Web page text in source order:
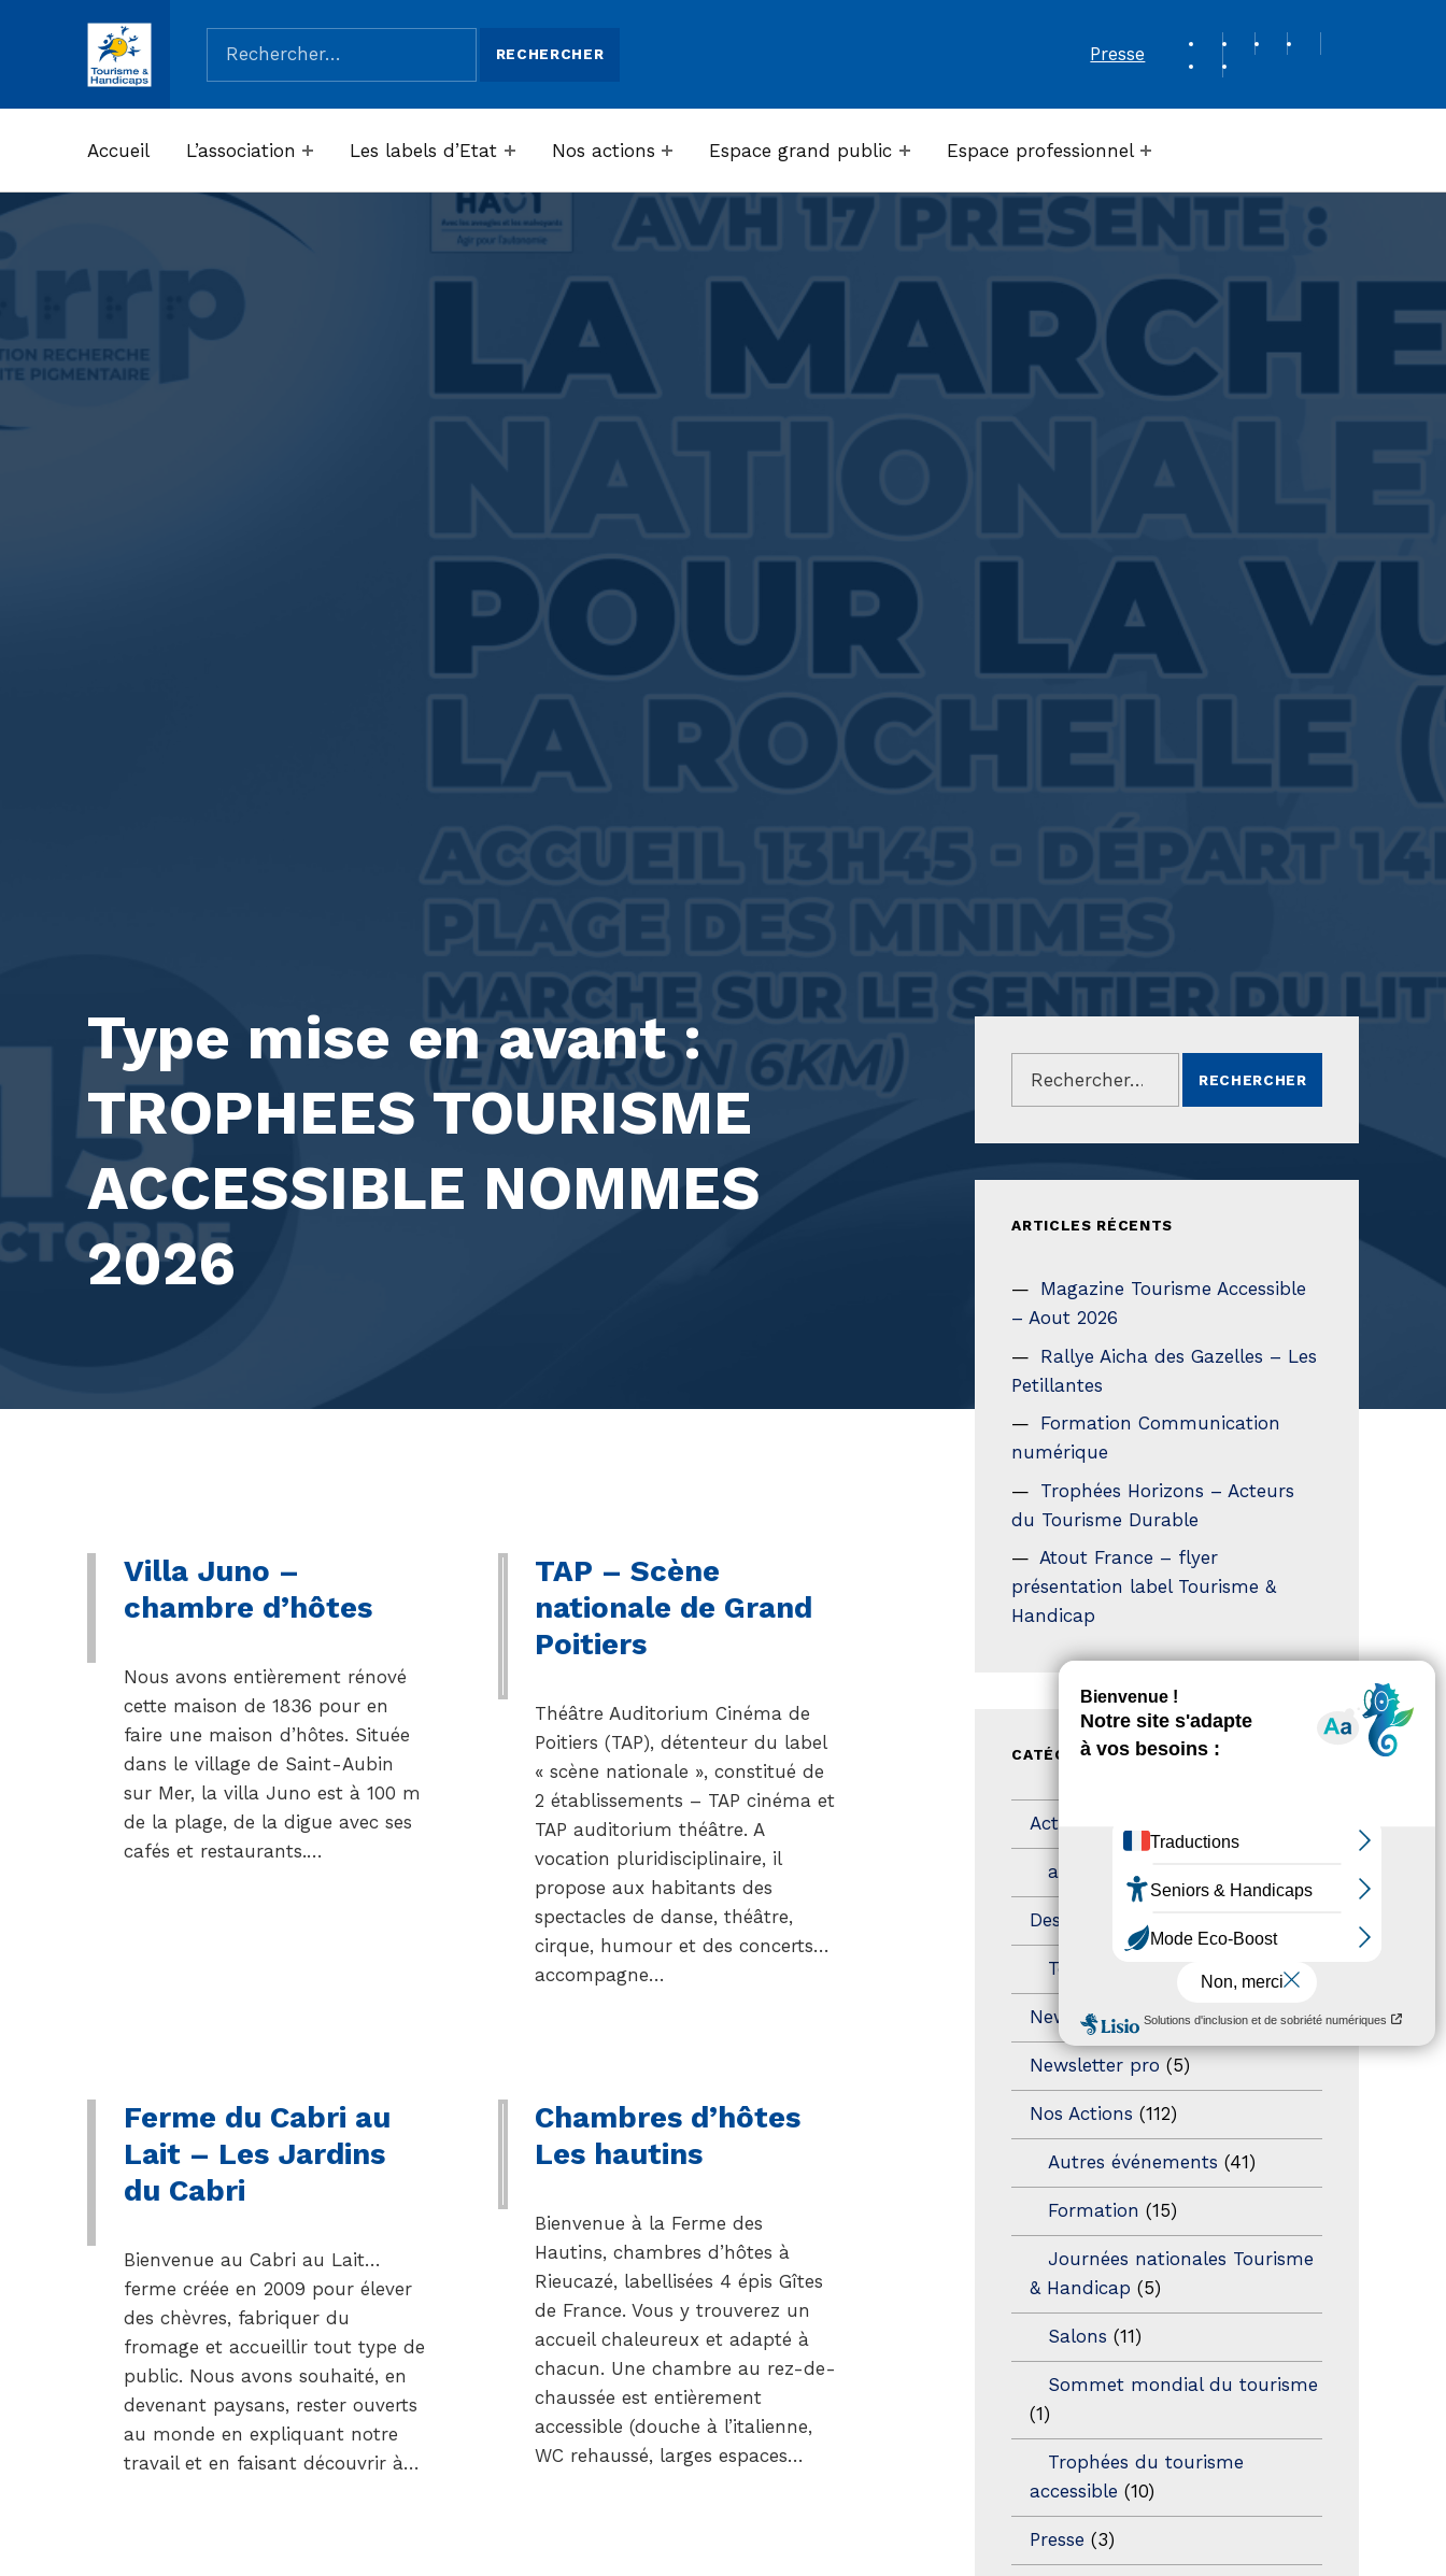
ASSOCIATION TOURISME ET HANDICAPS
Rechercher :
Presse
REVUE DE PRESSE
Accueil L’association Les labels d’Etat Nos actions Espace grand public Espace professionnel
Type mise en avant :
TROPHEES TOURISME
ACCESSIBLE NOMMES
2026
Villa Juno –
chambre d’hôtes
Nous avons entièrement rénové
cette maison de 1836 pour en
faire une maison d’hôtes. Située
dans le village de Saint-Aubin
sur Mer, la villa Juno est à 100 m
de la plage, de la digue avec ses
cafés et restaurants.…
TAP – Scène
nationale de Grand
Poitiers
Théâtre Auditorium Cinéma de
Poitiers (TAP), détenteur du label
« scène nationale », constitué de
2 établissements – TAP cinéma et
TAP auditorium théâtre. A
vocation pluridisciplinaire, il
propose aux habitants des
spectacles de danse, théâtre,
cirque, humour et des concerts…
accompagne…
Ferme du Cabri au
Lait – Les Jardins
du Cabri
Bienvenue au Cabri au Lait…
ferme créée en 2009 pour élever
des chèvres, fabriquer du
fromage et accueillir tout type de
public. Nous avons souhaité, en
devenant paysans, rester ouverts
au monde en expliquant notre
travail et en faisant découvrir à…
Chambres d’hôtes
Les hautins
Bienvenue à la Ferme des
Hautins, chambres d’hôtes à
Rieucazé, labellisées 4 épis Gîtes
de France. Vous y trouverez un
accueil chaleureux et adapté à
chacun. Une chambre au rez-de-
chaussée est entièrement
accessible (douche à l’italienne,
WC rehaussé, larges espaces…
Rechercher :
ARTICLES RÉCENTS
Magazine Tourisme Accessible
– Aout 2026
Rallye Aicha des Gazelles – Les
Petillantes
Formation Communication
numérique
Trophées Horizons – Acteurs
du Tourisme Durable
Atout France – flyer
présentation label Tourisme &
Handicap
CATÉGORIES
Actualités
actualités(21)
Destination Pour Tous
Territoires labellisés
Newsetter (6)
Newsletter pro (5)
Nos Actions (112)
Autres événements (41)
Formation (15)
Journées nationales Tourisme
& Handicap (5)
Salons (11)
Sommet mondial du tourisme
(1)
Trophées du tourisme
accessible (10)
Presse (3)